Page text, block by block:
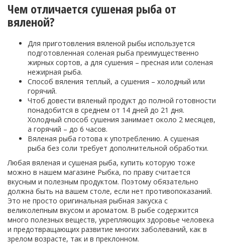
Чем отличается сушеная рыба от
вяленой?
Для приготовления вяленой рыбы используется
подготовленная соленая рыба преимущественно
жирных сортов, а для сушения – пресная или соленая
нежирная рыба.
Способ вяления теплый, а сушения – холодный или
горячий.
Чтоб довести вяленый продукт до полной готовности
понадобится в среднем от 14 дней до 21 дня.
Холодный способ сушения занимает около 2 месяцев,
а горячий – до 6 часов.
Вяленая рыба готова к употреблению. А сушеная
рыба без соли требует дополнительной обработки.
Любая вяленая и сушеная рыба, купить которую тоже
можно в нашем магазине Рыбка, по праву считается
вкусным и полезным продуктом. Поэтому обязательно
должна быть на вашем столе, если нет противопоказаний.
Это не просто оригинальная рыбная закуска с
великолепным вкусом и ароматом. В рыбе содержится
много полезных веществ, укрепляющих здоровье человека
и предотвращающих развитие многих заболеваний, как в
зрелом возрасте, так и в преклонном.